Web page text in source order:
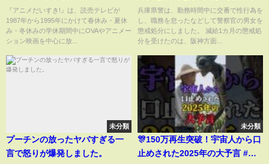
『アニメだいすき!』は、読売テレビが
1987年から1995年にかけて春休み・夏休
み・冬休みの学休期間中にOVAやアニメー
ション映画を中心に放...
倫関係 兵庫県警
兵庫県警は、勤務時間中に交番で性行為を
し、職務を怠ったなどして警察官の男女を
懲戒処分にしました。 減給1カ月の懲戒処
分を受けたのは、阪神方面...
未分類
プーチンの放ったヤバすぎる一
言で怒りが爆発しました。
未分類
🎊150万再生突破！宇宙人から口
止めされた2025年の大予言 #日